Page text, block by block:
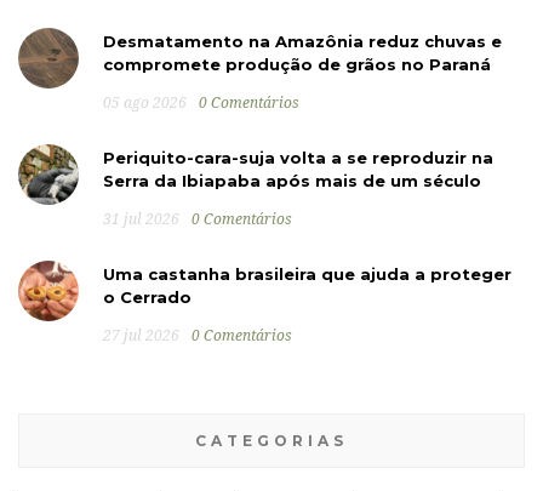
Desmatamento na Amazônia reduz chuvas e
compromete produção de grãos no Paraná
05 ago 2026 0 Comentários
Periquito-cara-suja volta a se reproduzir na
Serra da Ibiapaba após mais de um século
31 jul 2026 0 Comentários
Uma castanha brasileira que ajuda a proteger
o Cerrado
27 jul 2026 0 Comentários
CATEGORIAS